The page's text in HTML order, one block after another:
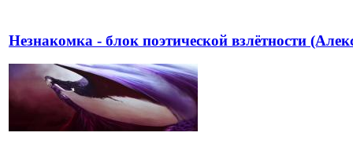
Незнакомка - блок поэтической взлётности